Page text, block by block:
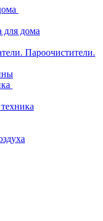
для дома
Пароочистители.